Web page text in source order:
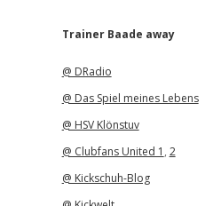
iTrainer Baade away
@ DRadio
@ Das Spiel meines Lebens
@ HSV Klönstuv
@ Clubfans United 1 , 2
@ Kickschuh-Blog